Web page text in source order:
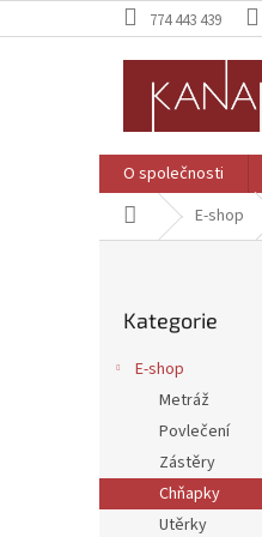
na
774 443 439
O společnosti
Domů E-shop
a
kategorie
Kategorie
E-shop
Metráž
Povlečení
Zástěry
Chňapky
Utěrky